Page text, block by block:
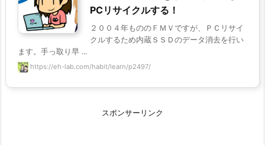
PCリサイクルする！
２００４年もののＦＭＶですが、ＰＣリサイ
クルするため内蔵ＳＳＤのデータ消去を行い
ます。手っ取り早 ...
https://eh-lab.com/habit/learn/p2497/
スポンサーリンク